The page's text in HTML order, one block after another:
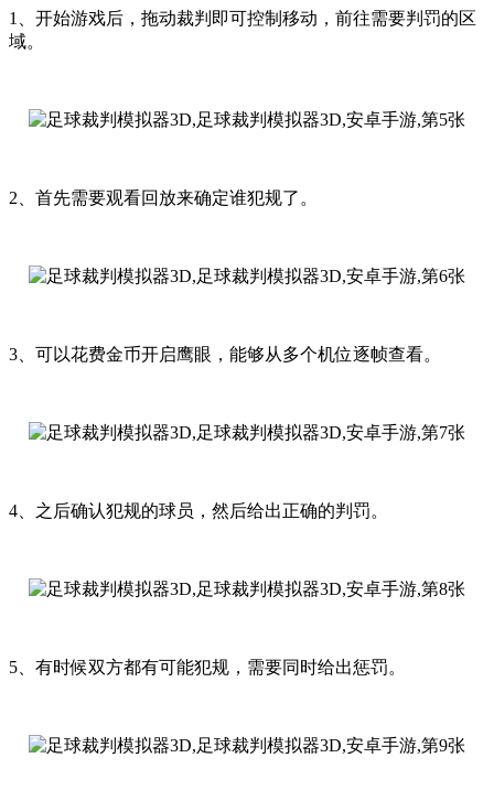
1、开始游戏后，拖动裁判即可控制移动，前往需要判罚的区
域。
2、首先需要观看回放来确定谁犯规了。
3、可以花费金币开启鹰眼，能够从多个机位逐帧查看。
4、之后确认犯规的球员，然后给出正确的判罚。
5、有时候双方都有可能犯规，需要同时给出惩罚。